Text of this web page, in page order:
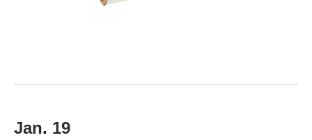
Jan. 19